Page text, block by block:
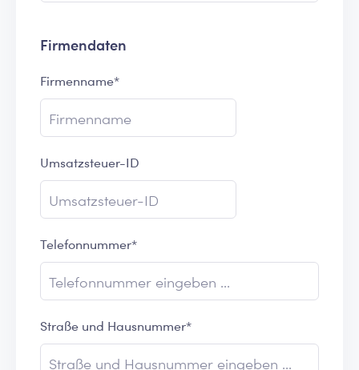
Firmendaten
Firmenname*
Umsatzsteuer-ID
Telefonnummer*
Straße und Hausnummer*